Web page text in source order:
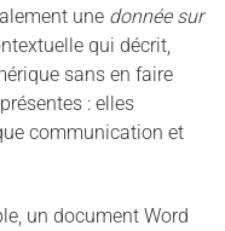
une donnée sur
qui décrit,
sans en faire
: elles
communication et
un document Word